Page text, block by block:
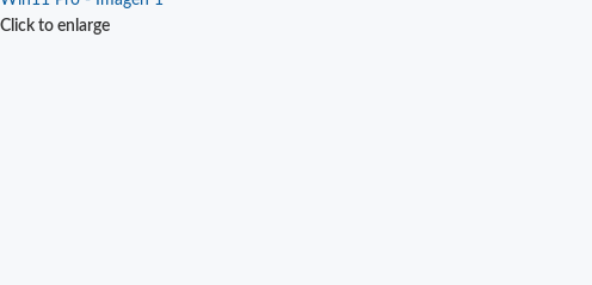
Click to enlarge